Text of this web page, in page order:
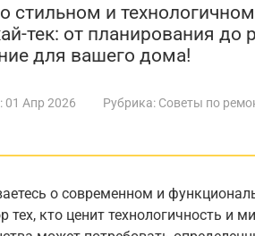
стильном и
тек: от планирования до
для вашего дома!
01 Апр 2026 Рубрика: Советы по
о современном и
тех, кто ценит технологичность и